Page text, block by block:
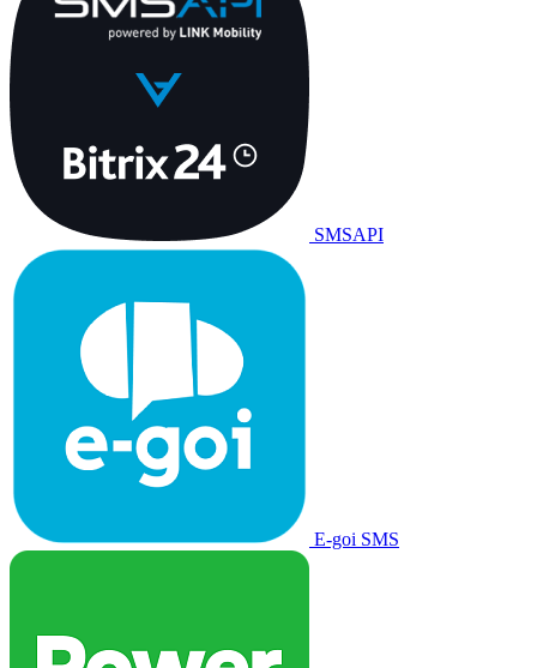
SMSAPI
E-goi SMS